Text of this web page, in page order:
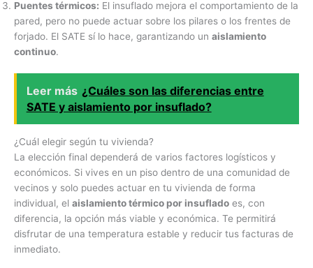
Puentes térmicos: El insuflado mejora el comportamiento de la
pared, pero no puede actuar sobre los pilares o los frentes de
forjado. El SATE sí lo hace, garantizando un aislamiento
continuo.
Leer más ¿Cuáles son las diferencias entre
SATE y aislamiento por insuflado?
¿Cuál elegir según tu vivienda?
La elección final dependerá de varios factores logísticos y
económicos. Si vives en un piso dentro de una comunidad de
vecinos y solo puedes actuar en tu vivienda de forma
individual, el aislamiento térmico por insuflado es, con
diferencia, la opción más viable y económica. Te permitirá
disfrutar de una temperatura estable y reducir tus facturas de
inmediato.